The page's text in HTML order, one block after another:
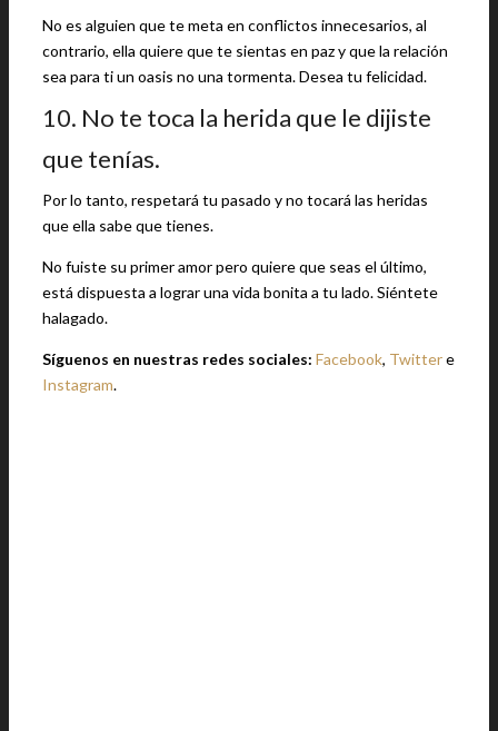
No es alguien que te meta en conflictos innecesarios, al
contrario, ella quiere que te sientas en paz y que la relación
sea para ti un oasis no una tormenta. Desea tu felicidad.
10. No te toca la herida que le dijiste
que tenías.
Por lo tanto, respetará tu pasado y no tocará las heridas
que ella sabe que tienes.
No fuiste su primer amor pero quiere que seas el último,
está dispuesta a lograr una vida bonita a tu lado. Siéntete
halagado.
Síguenos en nuestras redes sociales: Facebook, Twittere
Instagram.